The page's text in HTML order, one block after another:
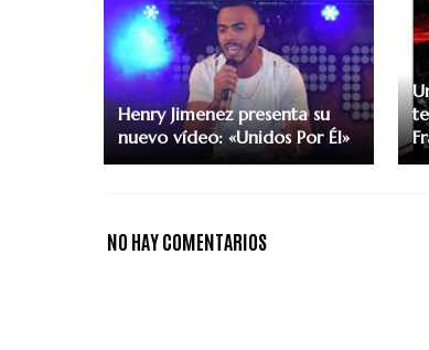
Henry Jimenez presenta su
nuevo vídeo: «Unidos Por Él»
NO HAY COMENTARIOS